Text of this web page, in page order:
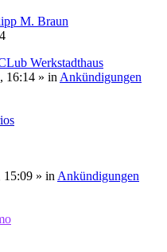
M. Braun
Werkstadthaus
16:14 » in Ankündigungen
15:09 » in Ankündigungen